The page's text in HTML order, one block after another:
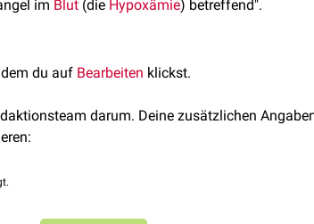
im Blut (die Hypoxämie) betreffend".
du auf Bearbeiten klickst.
darum. Deine zusätzlichen